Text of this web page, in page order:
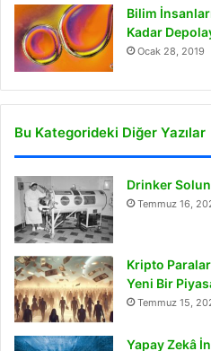
Bilim
Kadar
Ocak 28, 2019
Bu Kategorideki Diğer Yazılar
Drinker
Temmuz 16,
Kripto
Yeni Bir
Temmuz 15,
Yapay Zekâ